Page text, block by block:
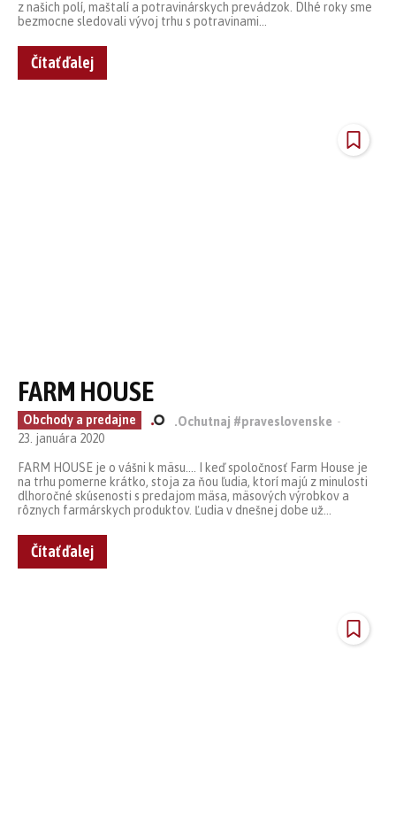
z našich polí, maštalí a potravinárskych prevádzok. Dlhé roky sme
bezmocne sledovali vývoj trhu s potravinami...
Čítať ďalej
FARM HOUSE
Obchody a predajne .Ochutnaj #praveslovenske -
23. januára 2020
FARM HOUSE je o vášni k mäsu.... I keď spoločnosť Farm House je
na trhu pomerne krátko, stoja za ňou ľudia, ktorí majú z minulosti
dlhoročné skúsenosti s predajom mäsa, mäsových výrobkov a
rôznych farmárskych produktov. Ľudia v dnešnej dobe už...
Čítať ďalej